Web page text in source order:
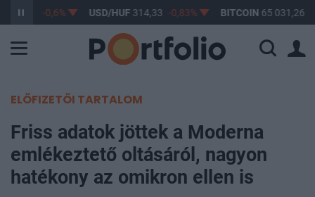
363,22 -0,6% USD/HUF314,33 -0,83% BITCOIN65 031,26
ELŐFIZETŐI TARTALOM
Friss adatok jöttek a Moderna
emlékeztető oltásáról, nagyon
hatékony az omikron ellen is